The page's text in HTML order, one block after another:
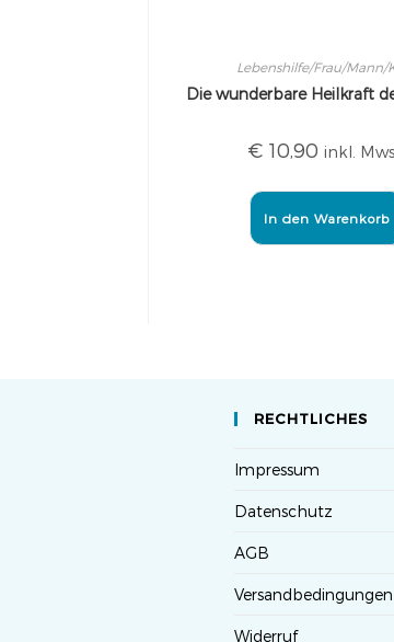
Lebenshilfe/Frau/Mann/
Die wunderbare Heilkraft
€ 10,90 inkl.
In den Warenkorb
RECHTLICHES
Impressum
Datenschutz
AGB
Versandbedingungen
Widerruf